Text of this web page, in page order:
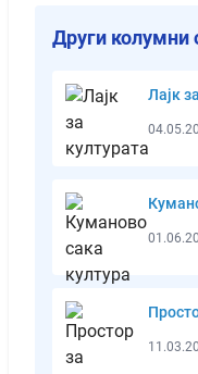
Други колумни
Лајк